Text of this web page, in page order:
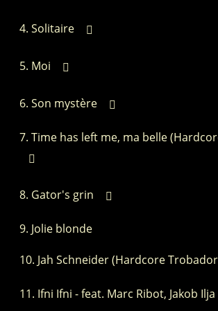
Solitaire
Moi
Son mystère
Time has left me, ma belle
Gator's grin
Jolie blonde
Jah Schneider (Hardcore
Ifni Ifni - feat. Marc Ribot, Jakob Ilja